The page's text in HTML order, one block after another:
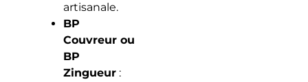
artisanale.
BP
Couvreur ou
BP
Zingueur: